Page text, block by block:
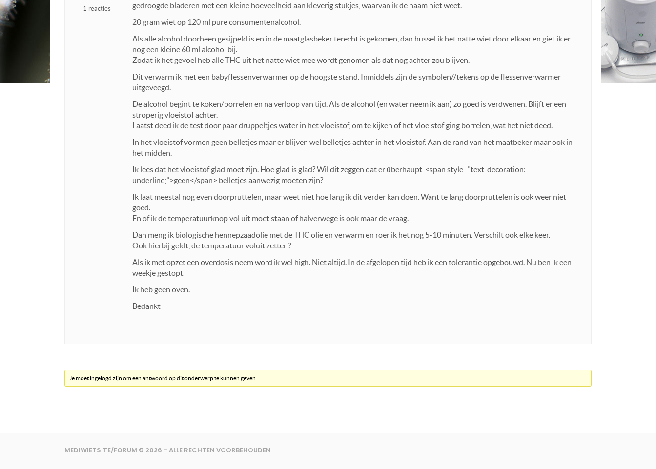
1 reacties
gedroogde bladeren met een kleine hoeveelheid aan kleverig stukjes, waarvan ik de naam niet weet.
20 gram wiet op 120 ml pure consumentenalcohol.
Als alle alcohol doorheen gesijpeld is en in de maatglasbeker terecht is gekomen, dan hussel ik het natte wiet door elkaar en giet ik er
nog een kleine 60 ml alcohol bij.
Zodat ik het gevoel heb alle THC uit het natte wiet mee wordt genomen als dat nog achter zou blijven.
Dit verwarm ik met een babyflessenverwarmer op de hoogste stand. Inmiddels zijn de symbolen//tekens op de flessenverwarmer
uitgeveegd.
De alcohol begint te koken/borrelen en na verloop van tijd. Als de alcohol (en water neem ik aan) zo goed is verdwenen. Blijft er een
stroperig vloeistof achter.
Laatst deed ik de test door paar druppeltjes water in het vloeistof, om te kijken of het vloeistof ging borrelen, wat het niet deed.
In het vloeistof vormen geen belletjes maar er blijven wel belletjes achter in het vloeistof. Aan de rand van het maatbeker maar ook in
het midden.
Ik lees dat het vloeistof glad moet zijn. Hoe glad is glad? Wil dit zeggen dat er überhaupt <span style=”text-decoration:
underline;”>geen</span> belletjes aanwezig moeten zijn?
Ik laat meestal nog even doorpruttelen, maar weet niet hoe lang ik dit verder kan doen. Want te lang doorpruttelen is ook weer niet
goed.
En of ik de temperatuurknop vol uit moet staan of halverwege is ook maar de vraag.
Dan meng ik biologische hennepzaadolie met de THC olie en verwarm en roer ik het nog 5-10 minuten. Verschilt ook elke keer.
Ook hierbij geldt, de temperatuur voluit zetten?
Als ik met opzet een overdosis neem word ik wel high. Niet altijd. In de afgelopen tijd heb ik een tolerantie opgebouwd. Nu ben ik een
weekje gestopt.
Ik heb geen oven.
Bedankt
Je moet ingelogd zijn om een antwoord op dit onderwerp te kunnen geven.
MEDIWIETSITE/FORUM © 2026 - ALLE RECHTEN VOORBEHOUDEN